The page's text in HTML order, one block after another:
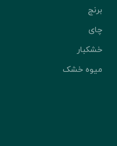
برنج
چای
خشکبار
میوه خشک